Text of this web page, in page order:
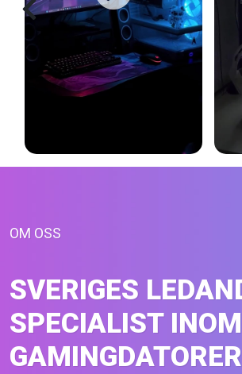
OM OSS
SVERIGES
SPECIALIST INOM
GAMINGDATORER